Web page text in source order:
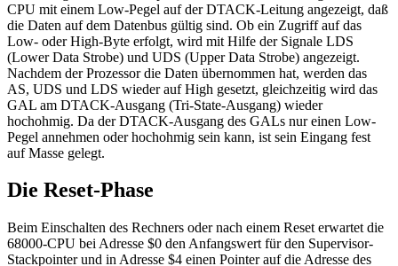
CPU mit einem Low-Pegel auf der DTACK-Leitung angezeigt, daß
die Daten auf dem Datenbus gültig sind. Ob ein Zugriff auf das
Low- oder High-Byte erfolgt, wird mit Hilfe der Signale LDS
(Lower Data Strobe) und UDS (Upper Data Strobe) angezeigt.
Nachdem der Prozessor die Daten übernommen hat, werden das
AS, UDS und LDS wieder auf High gesetzt, gleichzeitig wird das
GAL am DTACK-Ausgang (Tri-State-Ausgang) wieder
hochohmig. Da der DTACK-Ausgang des GALs nur einen Low-
Pegel annehmen oder hochohmig sein kann, ist sein Eingang fest
auf Masse gelegt.
Die Reset-Phase
Beim Einschalten des Rechners oder nach einem Reset erwartet die
68000-CPU bei Adresse $0 den Anfangswert für den Supervisor-
Stackpointer und in Adresse $4 einen Pointer auf die Adresse des